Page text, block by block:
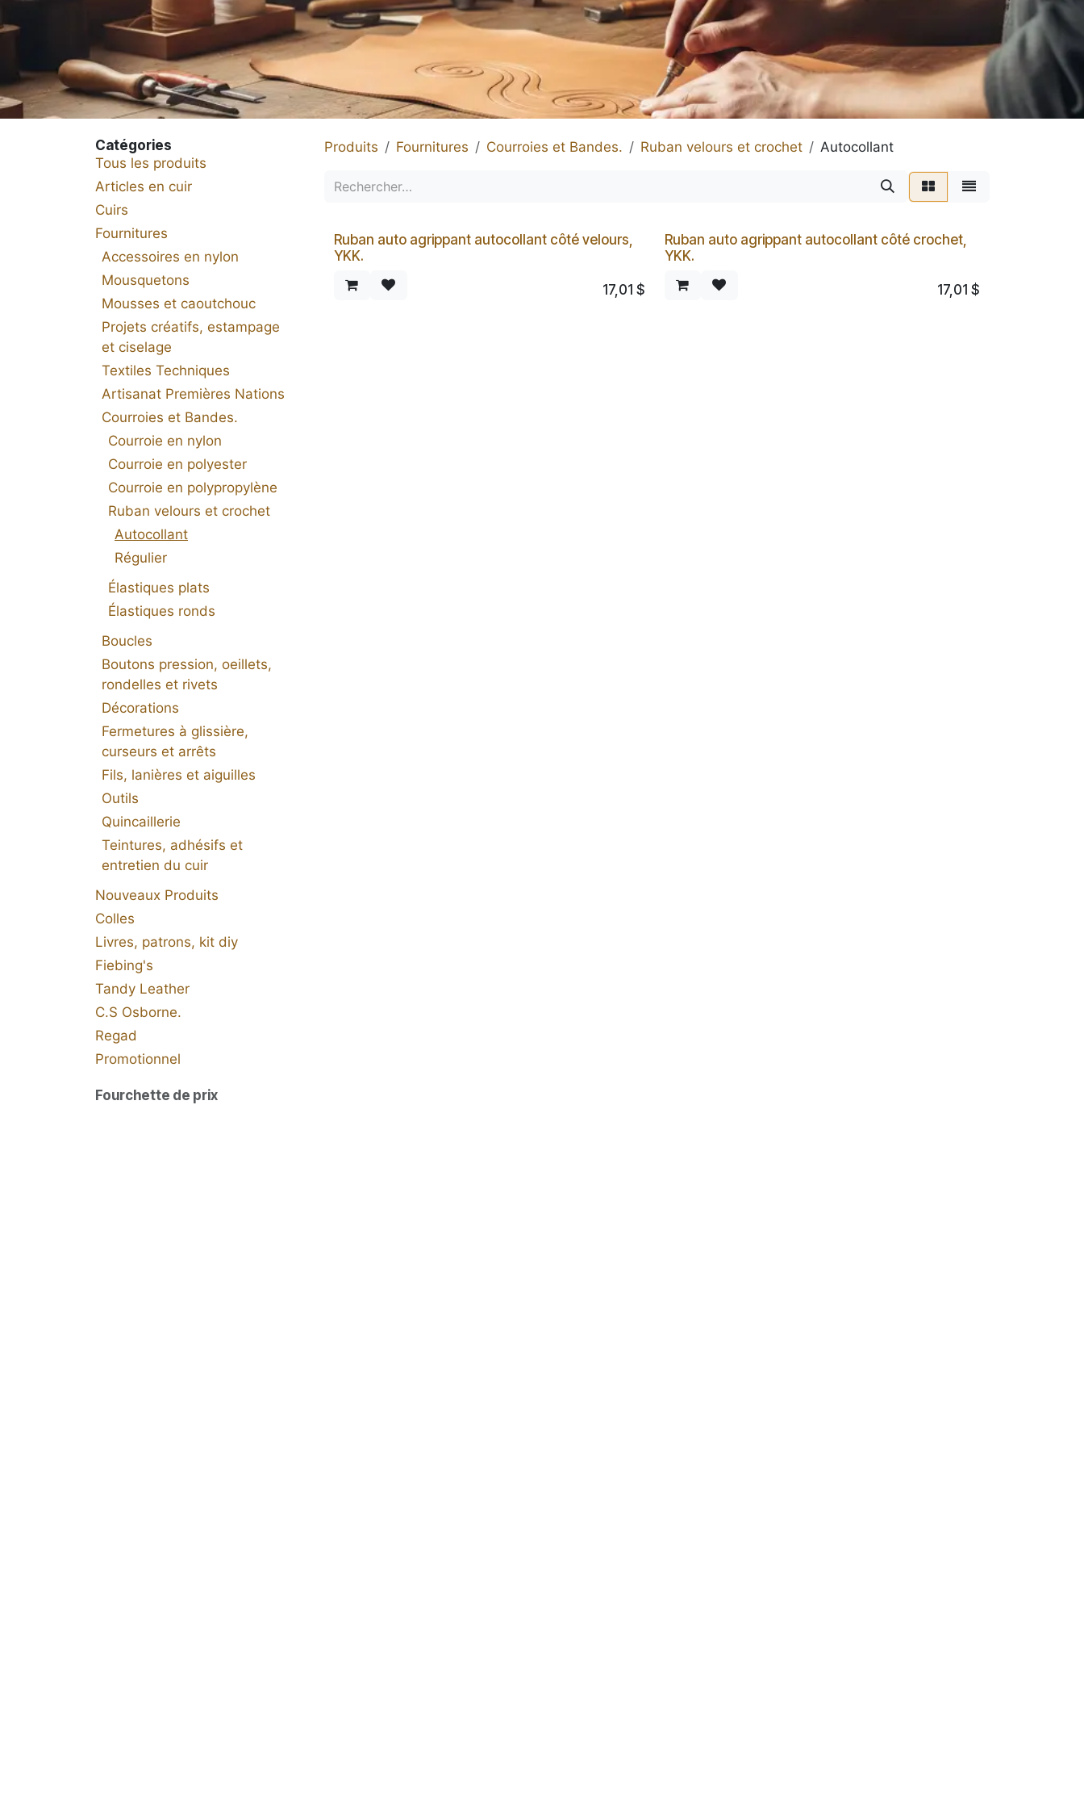
Catégories
Tous les produits
Articles en cuir
Cuirs
Fournitures
Accessoires en nylon
Mousquetons
Mousses et caoutchouc
Projets créatifs, estampage
et ciselage
Textiles Techniques
Artisanat Premières Nations
Courroies et Bandes.
Courroie en nylon
Courroie en polyester
Courroie en polypropylène
Ruban velours et crochet
Autocollant
Régulier
Élastiques plats
Élastiques ronds
Boucles
Boutons pression, oeillets,
rondelles et rivets
Décorations
Fermetures à glissière,
curseurs et arrêts
Fils, lanières et aiguilles
Outils
Quincaillerie
Teintures, adhésifs et
entretien du cuir
Nouveaux Produits
Colles
Livres, patrons, kit diy
Fiebing's
Tandy Leather
C.S Osborne.
Regad
Promotionnel
Fourchette de prix
Produits Fournitures Courroies et Bandes. Ruban velours et crochet Autocollant
Ruban auto agrippant autocollant côté velours,
YKK.
17,01 $
Ruban auto agrippant autocollant côté crochet,
YKK.
17,01 $